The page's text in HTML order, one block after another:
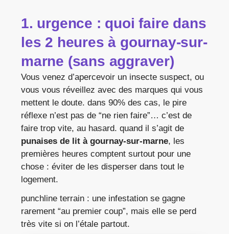
1. urgence : quoi faire dans
les 2 heures à gournay-sur-
marne (sans aggraver)
Vous venez d’apercevoir un insecte suspect, ou
vous vous réveillez avec des marques qui vous
mettent le doute. dans 90% des cas, le pire
réflexe n’est pas de “ne rien faire”… c’est de
faire trop vite, au hasard. quand il s’agit de
punaises de lit à gournay-sur-marne, les
premières heures comptent surtout pour une
chose : éviter de les disperser dans tout le
logement.
punchline terrain : une infestation se gagne
rarement “au premier coup”, mais elle se perd
très vite si on l’étale partout.